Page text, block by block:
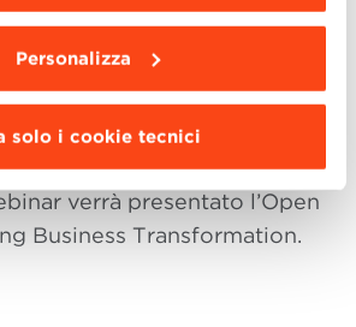
Personalizza
solo i cookie tecnici
,Senior Vice President
& Business Innovation,
Office, Reda Group
verrà presentato l’Open
Business Transformation.